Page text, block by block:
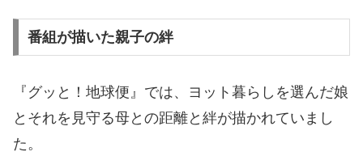
番組が描いた親子の絆
『グッと！地球便』では、ヨット暮らしを選んだ娘
とそれを見守る母との距離と絆が描かれていまし
た。